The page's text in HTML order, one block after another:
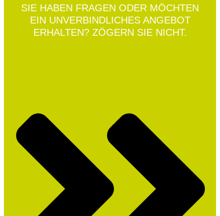
SIE HABEN FRAGEN ODER MÖCHTEN
EIN UNVERBINDLICHES ANGEBOT
ERHALTEN? ZÖGERN SIE NICHT.